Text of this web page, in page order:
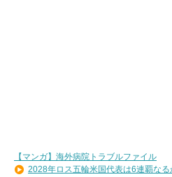
【マンガ】海外病院トラブルファイル
2028年ロス五輪米国代表は6連覇な